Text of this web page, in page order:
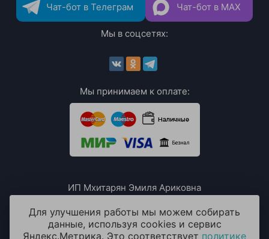
Чат-бот в Телеграм Чат-бот в MAX
Мы в соцсетях:
Мы принимаем к оплате:
ИП Мхитарян Эмиля Ариковна
ИНН: 771385063807
ОГРН / ОГРНИП: 319508100076230
Для улучшения работы мы можем собирать
данные, используя cookies и сервис
Яндекс.Метрика. Это соответствует политике